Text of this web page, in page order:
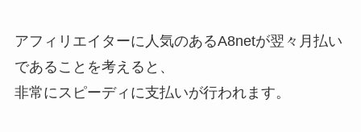
アフィリエイターに人気のあるA8netが翌々月払い
であることを考えると、
非常にスピーディに支払いが行われます。